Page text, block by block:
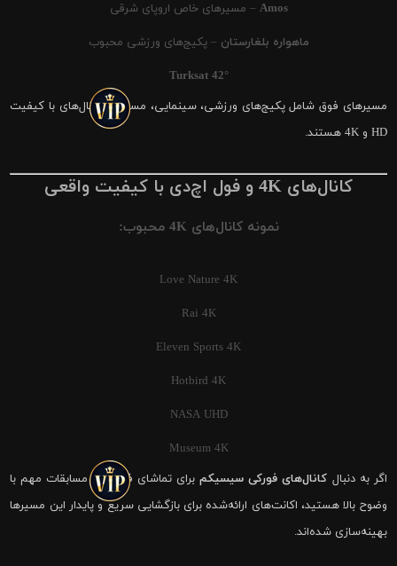
Amos – مسیرهای خاص اروپای شرقی
ماهواره بلغارستان – پکیج‌های ورزشی محبوب
Turksat 42°
مسیرهای فوق شامل پکیج‌های ورزشی، سینمایی، مستند و کانال‌های با کیفیت
HD و 4K هستند.
کانال‌های 4K و فول اچ‌دی با کیفیت واقعی
نمونه کانال‌های 4K محبوب:
Love Nature 4K
Rai 4K
Eleven Sports 4K
Hotbird 4K
NASA UHD
Museum 4K
اگر به دنبال کانال‌های فورکی سیسیکمبرای تماشای فوتبال و مسابقات مهم با
وضوح بالا هستید، اکانت‌های ارائه‌شده برای بازگشایی سریع و پایدار این مسیرها
بهینه‌سازی شده‌اند.